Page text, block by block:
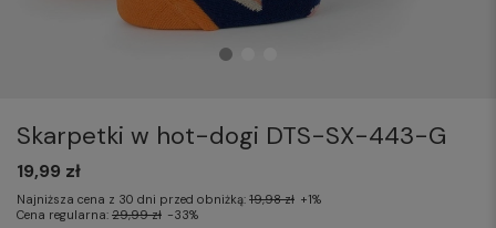
Skarpetki w hot-dogi DTS-SX-443-G
19,99 zł
Najniższa cena z 30 dni przed obniżką: 19,98 zł +1%
Cena regularna: 29,99 zł -33%